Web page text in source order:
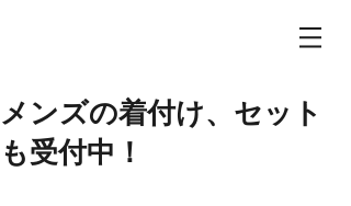
メンズの着付け、セット
も受付中！